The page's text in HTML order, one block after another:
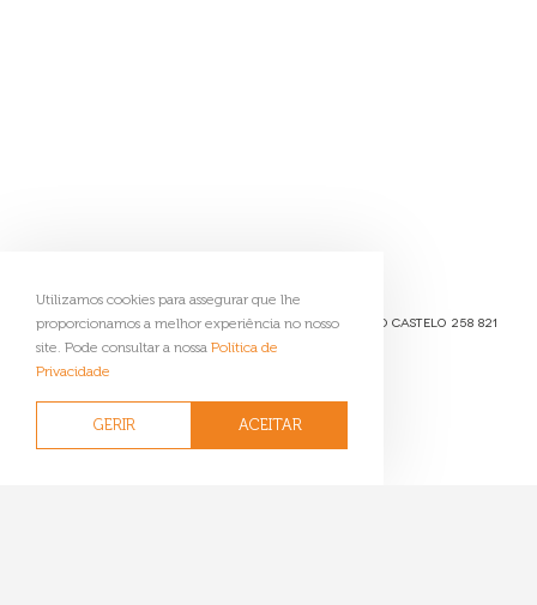
de Viana do Castelo
Passeio das Mordomas da Romaria 4904-877 Viana do Castelo 258 821
Ficha Técnica
Utilizamos cookies para assegurar que lhe
proporcionamos a melhor experiência no nosso
site. Pode consultar a nossa Política de
Privacidade
GERIR ACEITAR